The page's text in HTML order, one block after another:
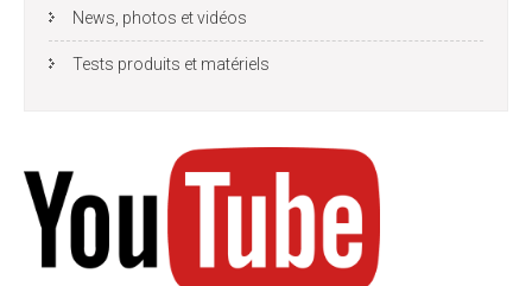
News, photos et vidéos
Tests produits et matériels